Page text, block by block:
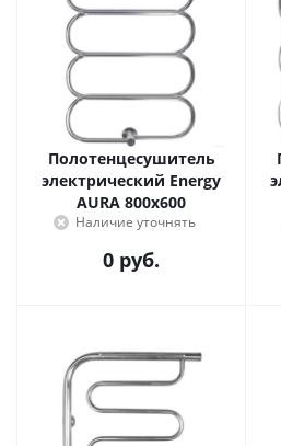
Полотенцесушитель
электрический Energy
AURA 800x600
Наличие уточнять
0 руб.